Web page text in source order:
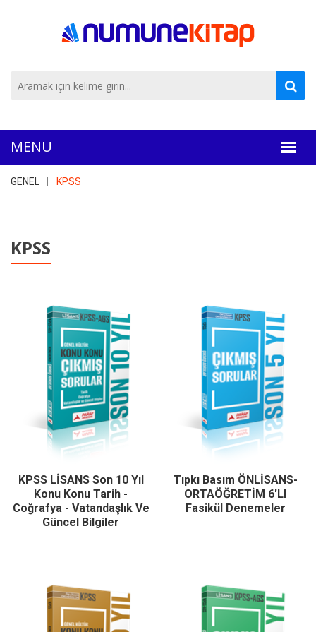
GENEL KPSS
KPSS
KPSS LİSANS Son 10 Yıl
Konu Konu Tarih -
Coğrafya - Vatandaşlık Ve
Güncel Bilgiler
Tıpkı Basım ÖNLİSANS-
ORTAÖĞRETİM 6'LI
Fasikül Denemeler